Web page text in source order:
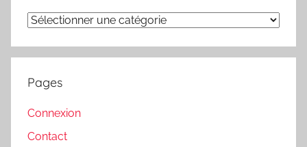
Catégories
Pages
Connexion
Contact